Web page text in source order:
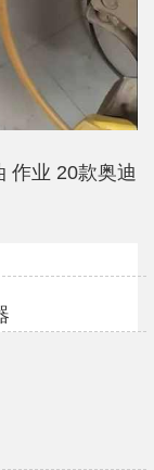
作业 20款奥迪